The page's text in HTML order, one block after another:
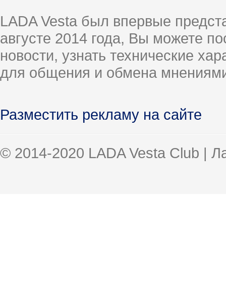
LADA Vesta был впервые
августе 2014 года, Вы можете
новости, узнать технические
для общения и обмена
Разместить рекламу на сайте
© 2014-2020 LADA Vesta Club |